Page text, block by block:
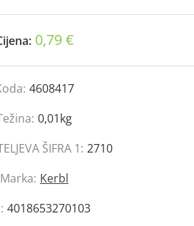
0,79 €
4608417
0,01kg
ŠIFRA 1: 2710
Marka: Kerbl
4018653270103